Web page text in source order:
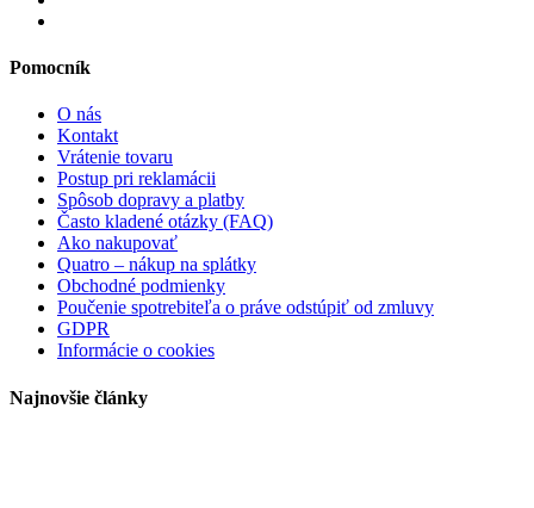
Pomocník
O nás
Kontakt
Vrátenie tovaru
Postup pri reklamácii
Spôsob dopravy a platby
Často kladené otázky (FAQ)
Ako nakupovať
Quatro – nákup na splátky
Obchodné podmienky
Poučenie spotrebiteľa o práve odstúpiť od zmluvy
GDPR
Informácie o cookies
Najnovšie články